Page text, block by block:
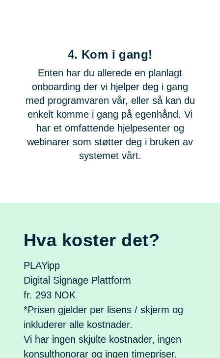
4. Kom i gang!
Enten har du allerede en planlagt
onboarding der vi hjelper deg i gang
med programvaren vår, eller så kan du
enkelt komme i gang på egenhånd. Vi
har et omfattende hjelpesenter og
webinarer som støtter deg i bruken av
systemet vårt.
Hva koster det?
PLAYipp
Digital Signage Plattform
fr. 293 NOK
*Prisen gjelder per lisens / skjerm og
inkluderer alle kostnader.
Vi har ingen skjulte kostnader, ingen
konsulthonorar og ingen timepriser.